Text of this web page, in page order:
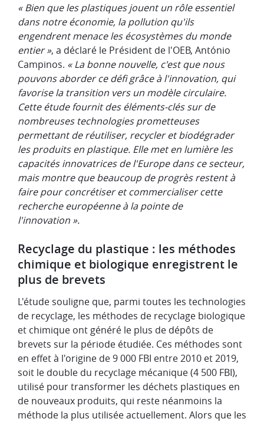
« Bien que les plastiques jouent un rôle essentiel
dans notre économie, la pollution qu'ils
engendrent menace les écosystèmes du monde
entier », a déclaré le Président de l'OEB, António
Campinos. « La bonne nouvelle, c'est que nous
pouvons aborder ce défi grâce à l'innovation, qui
favorise la transition vers un modèle circulaire.
Cette étude fournit des éléments-clés sur de
nombreuses technologies prometteuses
permettant de réutiliser, recycler et biodégrader
les produits en plastique. Elle met en lumière les
capacités innovatrices de l'Europe dans ce secteur,
mais montre que beaucoup de progrès restent à
faire pour concrétiser et commercialiser cette
recherche européenne à la pointe de
l'innovation ».
Recyclage du plastique : les méthodes
chimique et biologique enregistrent le
plus de brevets
L'étude souligne que, parmi toutes les technologies
de recyclage, les méthodes de recyclage biologique
et chimique ont généré le plus de dépôts de
brevets sur la période étudiée. Ces méthodes sont
en effet à l'origine de 9 000 FBI entre 2010 et 2019,
soit le double du recyclage mécanique (4 500 FBI),
utilisé pour transformer les déchets plastiques en
de nouveaux produits, qui reste néanmoins la
méthode la plus utilisée actuellement. Alors que les